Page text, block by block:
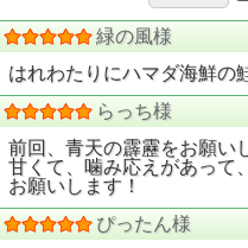
緑の風様
はれわたりにハマダ海鮮の
らっち様
前回、青天の霹靂をお願い
甘くて、噛み応えがあって
お願いします！
ぴったん様